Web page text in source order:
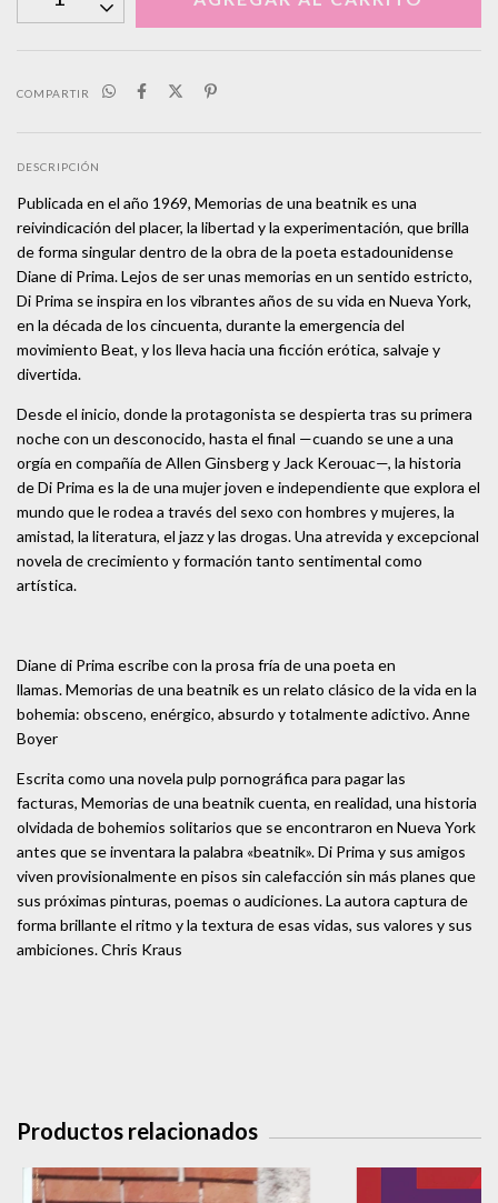
COMPARTIR
DESCRIPCIÓN
Publicada en el año 1969, Memorias de una beatnik es una
reivindicación del placer, la libertad y la experimentación, que brilla
de forma singular dentro de la obra de la poeta estadounidense
Diane di Prima. Lejos de ser unas memorias en un sentido estricto,
Di Prima se inspira en los vibrantes años de su vida en Nueva York,
en la década de los cincuenta, durante la emergencia del
movimiento Beat, y los lleva hacia una ficción erótica, salvaje y
divertida.
Desde el inicio, donde la protagonista se despierta tras su primera
noche con un desconocido, hasta el final —cuando se une a una
orgía en compañía de Allen Ginsberg y Jack Kerouac—, la historia
de Di Prima es la de una mujer joven e independiente que explora el
mundo que le rodea a través del sexo con hombres y mujeres, la
amistad, la literatura, el jazz y las drogas. Una atrevida y excepcional
novela de crecimiento y formación tanto sentimental como
artística.
Diane di Prima escribe con la prosa fría de una poeta en
llamas. Memorias de una beatnik es un relato clásico de la vida en la
bohemia: obsceno, enérgico, absurdo y totalmente adictivo. Anne
Boyer
Escrita como una novela pulp pornográfica para pagar las
facturas, Memorias de una beatnik cuenta, en realidad, una historia
olvidada de bohemios solitarios que se encontraron en Nueva York
antes que se inventara la palabra «beatnik». Di Prima y sus amigos
viven provisionalmente en pisos sin calefacción sin más planes que
sus próximas pinturas, poemas o audiciones. La autora captura de
forma brillante el ritmo y la textura de esas vidas, sus valores y sus
ambiciones. Chris Kraus
Productos relacionados